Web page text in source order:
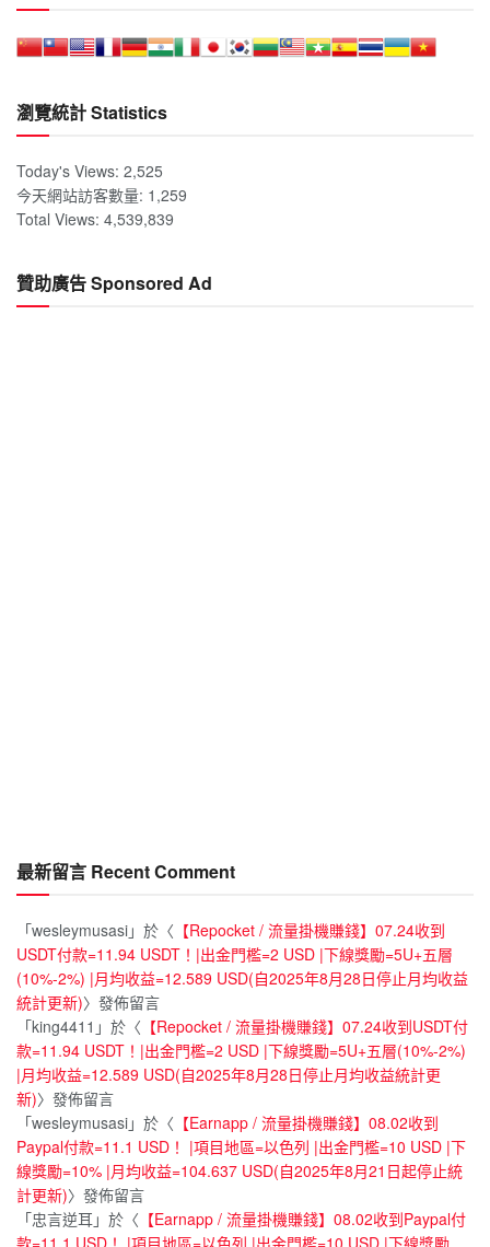
瀏覽統計 Statistics
Today's Views: 2,525
今天網站訪客數量: 1,259
Total Views: 4,539,839
贊助廣告 Sponsored Ad
最新留言 Recent Comment
「wesleymusasi」於〈 【Repocket / 流量掛機賺錢】07.24收到
USDT付款=11.94 USDT！|出金門檻=2 USD |下線獎勵=5U+五層
(10%-2%) |月均收益=12.589 USD(自2025年8月28日停止月均收益
統計更新)〉發佈留言
「king4411 」於〈 【Repocket / 流量掛機賺錢】07.24收到USDT付
款=11.94 USDT！|出金門檻=2 USD |下線獎勵=5U+五層(10%-2%)
|月均收益=12.589 USD(自2025年8月28日停止月均收益統計更
新)〉發佈留言
「wesleymusasi」於〈 【Earnapp / 流量掛機賺錢】08.02收到
Paypal付款=11.1 USD！ |項目地區=以色列 |出金門檻=10 USD |下
線獎勵=10% |月均收益=104.637 USD(自2025年8月21日起停止統
計更新)〉發佈留言
「忠言逆耳 」於〈 【Earnapp / 流量掛機賺錢】08.02收到Paypal付
款=11.1 USD！ |項目地區=以色列 |出金門檻=10 USD |下線獎勵